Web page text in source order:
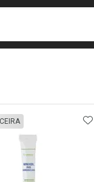
FAVORITOS